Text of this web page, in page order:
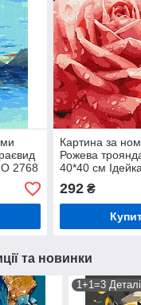
2768
Картина за
Рожева
40*40 см
292₴
та новинки
1+1=3